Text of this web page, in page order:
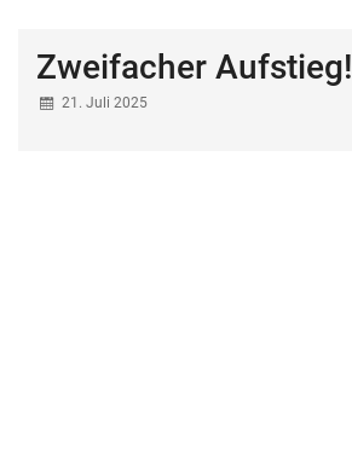
Zweifacher Aufstieg!
21. Juli 2025